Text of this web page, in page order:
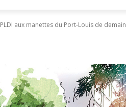
PLDI aux manettes du Port-Louis de demain